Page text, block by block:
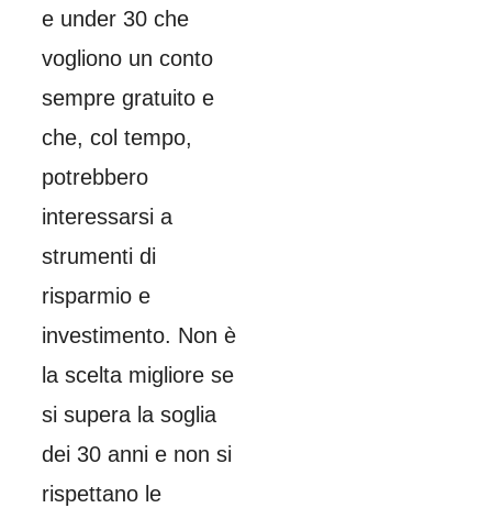
e under 30 che
vogliono un conto
sempre gratuito e
che, col tempo,
potrebbero
interessarsi a
strumenti di
risparmio e
investimento. Non è
la scelta migliore se
si supera la soglia
dei 30 anni e non si
rispettano le